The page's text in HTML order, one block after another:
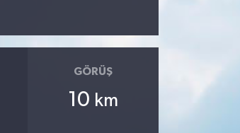
GÖRÜŞ
10 km